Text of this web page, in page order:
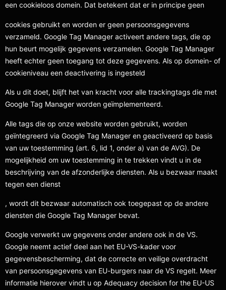
een cookieloos domein. Dat betekent dat er in principe geen
cookies gebruikt en worden er geen persoonsgegevens
verzameld. Google Tag Manager activeert andere tags, die op
hun beurt mogelijk gegevens verzamelen. Google Tag Manager
heeft echter geen toegang tot deze gegevens. Als op domein- of
cookieniveau een deactivering is ingesteld
Als u dit doet, blijft het van kracht voor alle trackingtags die met
Google Tag Manager worden geïmplementeerd.
Alle tags die op onze website worden gebruikt, worden
geïntegreerd via Google Tag Manager en geactiveerd op basis
van uw toestemming (art. 6, lid 1, onder a) van de AVG). De
mogelijkheid om uw toestemming in te trekken vindt u in de
beschrijving van de afzonderlijke diensten. Als u bezwaar maakt
tegen een dienst
, wordt dit bezwaar automatisch ook toegepast op de andere
diensten die Google Tag Manager bevat.
Google verwerkt uw gegevens onder andere ook in de VS.
Google neemt actief deel aan het EU-VS-kader voor
gegevensbescherming, dat de correcte en veilige overdracht
van persoonsgegevens van EU-burgers naar de VS regelt. Meer
informatie hierover vindt u op Adequacy decision for the EU-US